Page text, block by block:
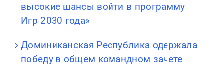
высокие шансы войти в программу
Игр 2030 года»
Доминиканская Республика одержала
победу в общем командном зачете